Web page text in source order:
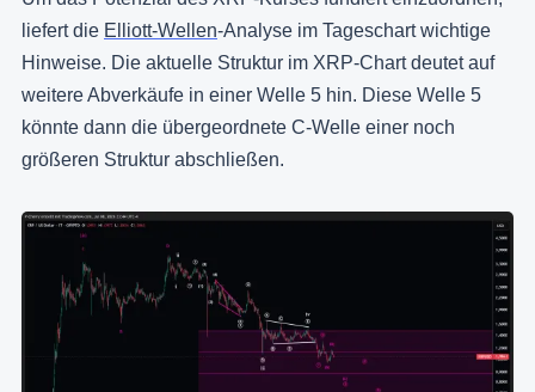
liefert die Elliott-Wellen-Analyse im Tageschart wichtige
Hinweise. Die aktuelle Struktur im XRP-Chart deutet auf
weitere Abverkäufe in einer Welle 5 hin. Diese Welle 5
könnte dann die übergeordnete C-Welle einer noch
größeren Struktur abschließen.